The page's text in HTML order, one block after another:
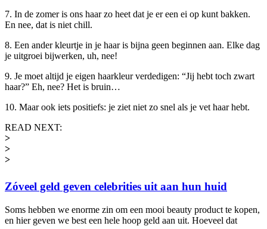
7. In de zomer is ons haar zo heet dat je er een ei op kunt bakken.
En nee, dat is niet chill.
8. Een ander kleurtje in je haar is bijna geen beginnen aan. Elke dag
je uitgroei bijwerken, uh, nee!
9. Je moet altijd je eigen haarkleur verdedigen: “Jij hebt toch zwart
haar?” Eh, nee? Het is bruin…
10. Maar ook iets positiefs: je ziet niet zo snel als je vet haar hebt.
READ NEXT:
>
>
>
Zóveel geld geven celebrities uit aan hun huid
Soms hebben we enorme zin om een mooi beauty product te kopen,
en hier geven we best een hele hoop geld aan uit. Hoeveel dat